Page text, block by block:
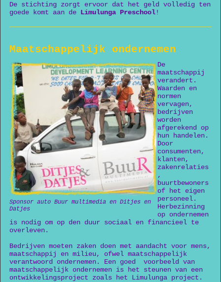
De stichting zorgt ervoor dat het geld volledig ten
goede komt aan de Limulunga Preschool!
Maatschappelijk ondernemen
Sponsor auto Buur multimedia en Ditjes en
Datjes
De
maatschappij
verandert.
Waarden en
normen
vervagen,
bedrijven
worden
afgerekend op
hun handelen.
Door
consumenten,
klanten,
zakenrelaties
,
buurtbewoners
of het eigen
personeel.
Herbezinning
op ondernemen
is nodig om op den duur sociaal en financieel te
overleven.
Bedrijven moeten zaken doen met aandacht voor mens,
maatschappij en milieu, ofwel maatschappelijk
verantwoord ondernemen. Een goed voorbeeld van
maatschappelijk ondernemen is het steunen van een
ontwikkelingsproject zoals het Limulunga project.